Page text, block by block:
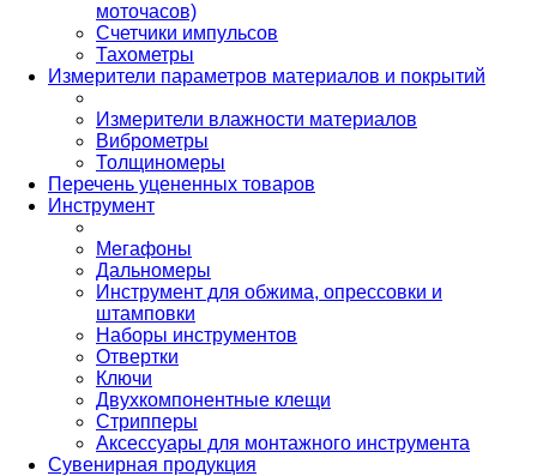
моточасов)
Счетчики импульсов
Тахометры
Измерители параметров материалов и покрытий
Измерители влажности материалов
Виброметры
Толщиномеры
Перечень уцененных товаров
Инструмент
Мегафоны
Дальномеры
Инструмент для обжима, опрессовки и
штамповки
Наборы инструментов
Отвертки
Ключи
Двухкомпонентные клещи
Стрипперы
Аксессуары для монтажного инструмента
Сувенирная продукция